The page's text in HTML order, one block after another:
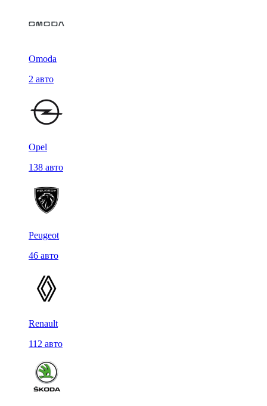
Omoda
2 авто
Opel
138 авто
Peugeot
46 авто
Renault
112 авто